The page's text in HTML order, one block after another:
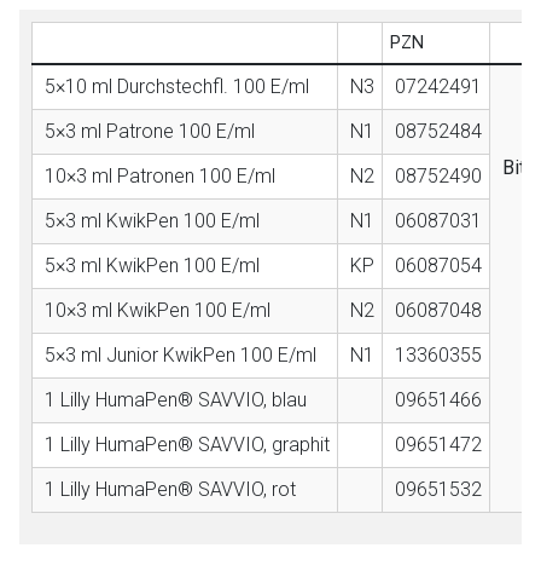
PZN
5×10 ml Durchstechfl. 100 E/ml N3 07242491
5×3 ml Patrone 100 E/ml N1
08752484
10×3 ml Patronen 100 E/ml
N2
08752490
5×3 ml KwikPen 100 E/ml
N1
06087031
5×3 ml KwikPen 100 E/ml
KP
06087054
10×3 ml KwikPen 100 E/ml
N2
06087048
5×3 ml Junior KwikPen 100 E/ml
N1
13360355
1 Lilly HumaPen® SAVVIO, blau
09651466
1 Lilly HumaPen® SAVVIO, graphit
09651472
1 Lilly HumaPen® SAVVIO, rot
09651532